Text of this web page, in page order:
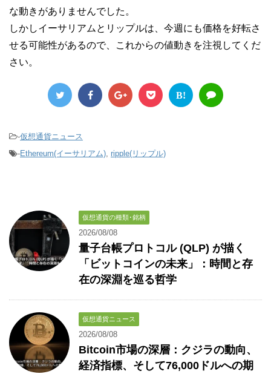
な動きがありませんでした。
しかしイーサリアムとリップルは、今週にも価格を好転さ
せる可能性があるので、これからの値動きを注視してくだ
さい。
B!
-仮想通貨ニュース
-Ethereum(イーサリアム) ripple(リップル)
仮想通貨の種類･銘柄
2026/08/08
量子台帳プロトコル (QLP) が描く
「ビットコインの未来」：時間と存
在の深淵を巡る哲学
仮想通貨ニュース
2026/08/08
Bitcoin市場の深層：クジラの動向、
経済指標、そして76,000ドルへの期